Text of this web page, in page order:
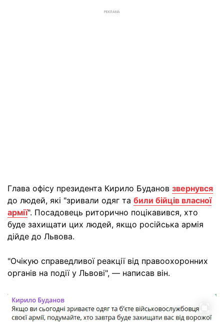
РЕКЛАМА
Глава офісу президента Кирило Буданов звернувся
до людей, які "зривали одяг та били бійців власної
армії". Посадовець риторично поцікавився, хто
буде захищати цих людей, якщо російська армія
дійде до Львова.
"Очікую справедливої реакції від правоохоронних
органів на події у Львові", — написав він.